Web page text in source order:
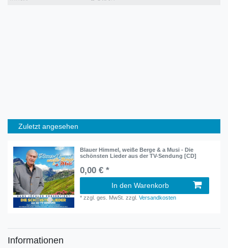
Zuletzt angesehen
Blauer Himmel, weiße Berge & a Musi - Die
schönsten Lieder aus der TV-Sendung [CD]
0,00 € *
In den Warenkorb
*zzgl. ges. MwSt. zzgl.Versandkosten
Informationen